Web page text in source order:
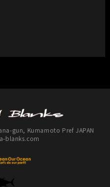
gun, Kumamoto Pref JAPAN
blanks.com